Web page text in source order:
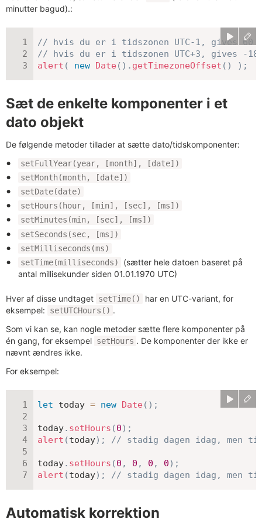
minutter bagud).:
// hvis du er i tidszonen UTC-1, gives 60
// hvis du er i tidszonen UTC+3, gives -
alert ( new Date ( ) . getTimezoneOffset ( ) ) ;
Sæt de enkelte komponenter i et
dato objekt
De følgende metoder tillader at sætte dato/tidskomponenter:
setFullYear(year, [month], [date])
setMonth(month, [date])
setDate(date)
setHours(hour, [min], [sec], [ms])
setMinutes(min, [sec], [ms])
setSeconds(sec, [ms])
setMilliseconds(ms)
setTime(milliseconds)
(sætter hele datoen baseret på
antal millisekunder siden 01.01.1970 UTC)
Hver af disse undtaget setTime()
har en UTC-variant, for
eksempel:
setUTCHours() .
Som vi kan se, kan nogle metoder sætte flere komponenter på
én gang, for eksempel setHours . De komponenter der ikke er
nævnt ændres ikke.
For eksempel:
let today = new Date ( ) ;
today. setHours (0) ;
alert (today) ; // stadig dagen idag, men
today. setHours (0 , 0 , 0 , 0) ;
alert (today) ; // stadig dagen idag, men
Automatisk korrektion